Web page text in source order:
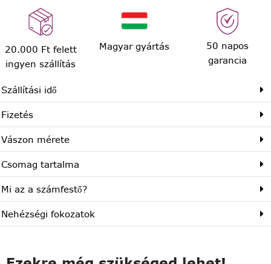
20.000 Ft felett
ingyen szállítás
Magyar gyártás
50 napos
garancia
Szállítási idő
Fizetés
Vászon mérete
Csomag tartalma
Mi az a számfestő?
Nehézségi fokozatok